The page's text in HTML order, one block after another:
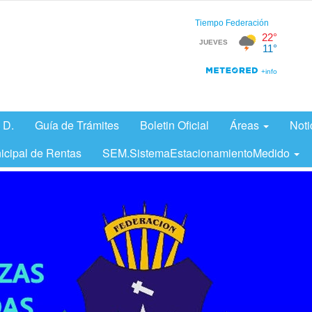
Guía de Trámites Boletin Oficial Áreas
de Rentas SEM.SistemaEstacionamientoMedido